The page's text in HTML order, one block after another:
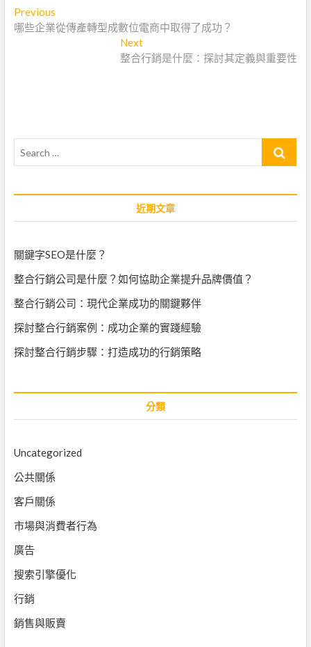
文
章
PreviousPrevious
post:
哪些企業從傳產轉型成數位電商中取得了成功？
NextNext
post:
整合行銷是什麼：探討其定義與重要性
Search
近期文章
關鍵字SEO是什麼？
整合行銷公司是什麼？如何協助企業提升品牌價值？
整合行銷公司：現代企業成功的關鍵夥伴
探討整合行銷案例：成功企業的實踐經驗
探討整合行銷步驟：打造成功的行銷策略
分類
Uncategorized
公共關係
客戶關係
市場與消費者行為
廣告
搜索引擎優化
行銷
銷售與販賣